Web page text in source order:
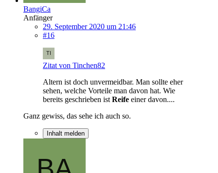
BangiCa
Anfänger
29. September 2020 um 21:46
#16
Zitat von Tinchen82
Altern ist doch unvermeidbar. Man sollte eher
sehen, welche Vorteile man davon hat. Wie
bereits geschrieben ist Reife einer davon....
Ganz gewiss, das sehe ich auch so.
Inhalt melden